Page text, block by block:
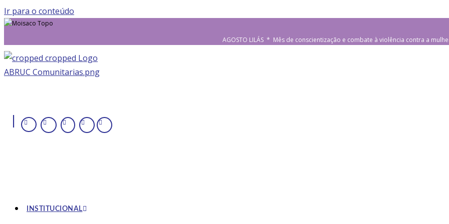
Ir para o conteúdo
AGOSTO LILÁS * Mês de conscientização e combate à violência contra a
|
INSTITUCIONAL